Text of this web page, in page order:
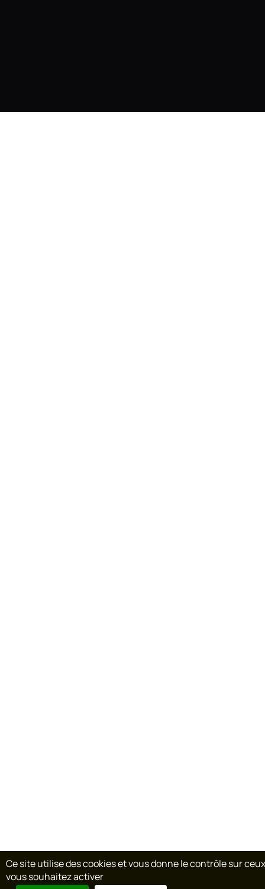
Ce site utilise des cookies et vous donne le contrôle sur
vous souhaitez activer